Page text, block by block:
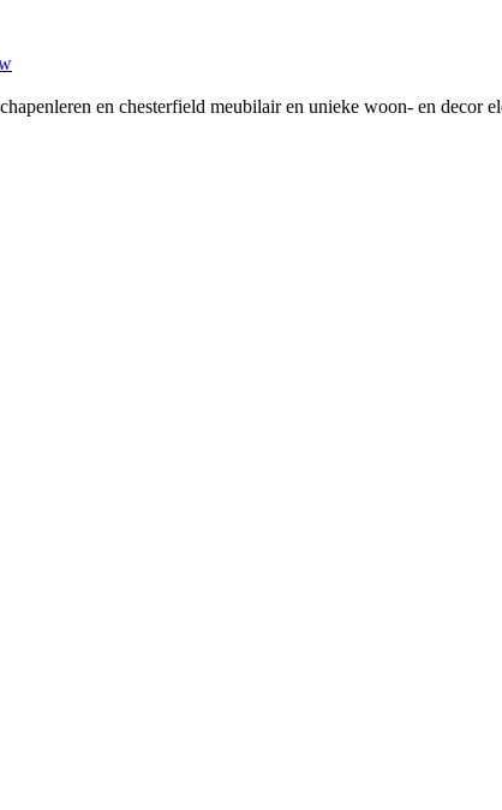
en chesterfield meubilair en unieke woon- en decor